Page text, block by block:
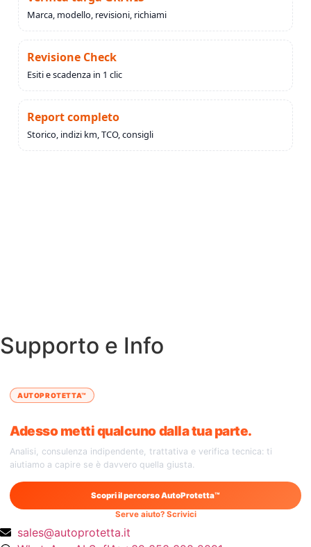
Marca, modello, revisioni, richiami
Revisione Check
Esiti e scadenza in 1 clic
Report completo
Storico, indizi km, TCO, consigli
Supporto e Info
AUTOPROTETTA™
Adesso metti qualcuno dalla tua parte.
Analisi, consulenza indipendente, trattativa e verifica tecnica: ti
aiutiamo a capire se è davvero quella giusta.
Scopri il percorso AutoProtetta™
Serve aiuto? Scrivici
sales@autoprotetta.it